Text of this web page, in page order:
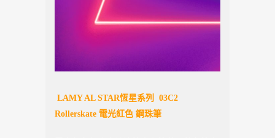
LAMY AL STAR恆星系列 03C2
Rollerskate 電光紅色 鋼珠筆